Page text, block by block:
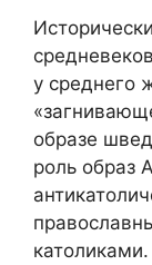
у среднего
образе
роль образ